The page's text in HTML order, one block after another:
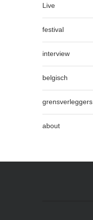
Live
festival
interview
belgisch
grensverleggers
about